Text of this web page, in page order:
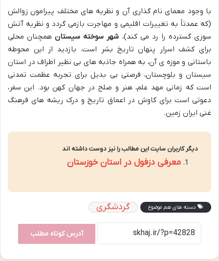
با وجود معمای نام گذاری آن و نظریه های مختلف پیرامون زوالش
(که عمدتاً به تغییرات اقلیمی و مهاجرت بازمی گردد و نظریه آتش
سوزی گسترده را رد می کند)، شهر سوخته سیستانهمچنان محلی
برای کشف اسرار پنهان تاریخ بشر است. بازدید از این محوطه
باستانی و موزه ی آن، به همراه جاذبه های بی نظیر اطراف در استان
سیستان و بلوچستان، فرصتی بی بدیل برای تجربه عظمت تمدنی
است که زمانی مهد علم، هنر و صلح در جهان کهن بود. این سفر،
دعوتی است برای کاوش در اعماق تاریخ و درک ریشه های فرهنگ
غنی ایران زمین.
دیگر کاربران سایت این مطالب را نیز دوست داشته اند
معرفی دزفول در استان خوزستان
دسته های هم موضوع گردشگری
آدرس کوتاه مطلب